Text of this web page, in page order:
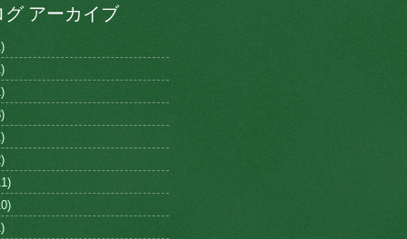
グ アーカイブ